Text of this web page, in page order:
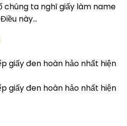
chúng ta nghĩ giấy làm name
này...